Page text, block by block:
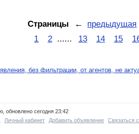
Страницы ← предыдущая
1
2 ...... 13 14 15
без фильтрации, от агентов, не
обновлено сегодня 23:42
Личный кабинет Добавить объявление Связаться